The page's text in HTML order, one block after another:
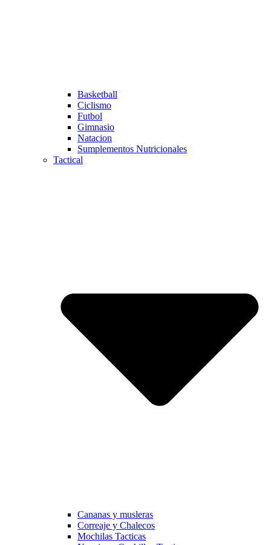
Basketball
Ciclismo
Futbol
Gimnasio
Natacion
Sumplementos Nutricionales
Tactical
Cananas y musleras
Correaje y Chalecos
Mochilas Tacticas